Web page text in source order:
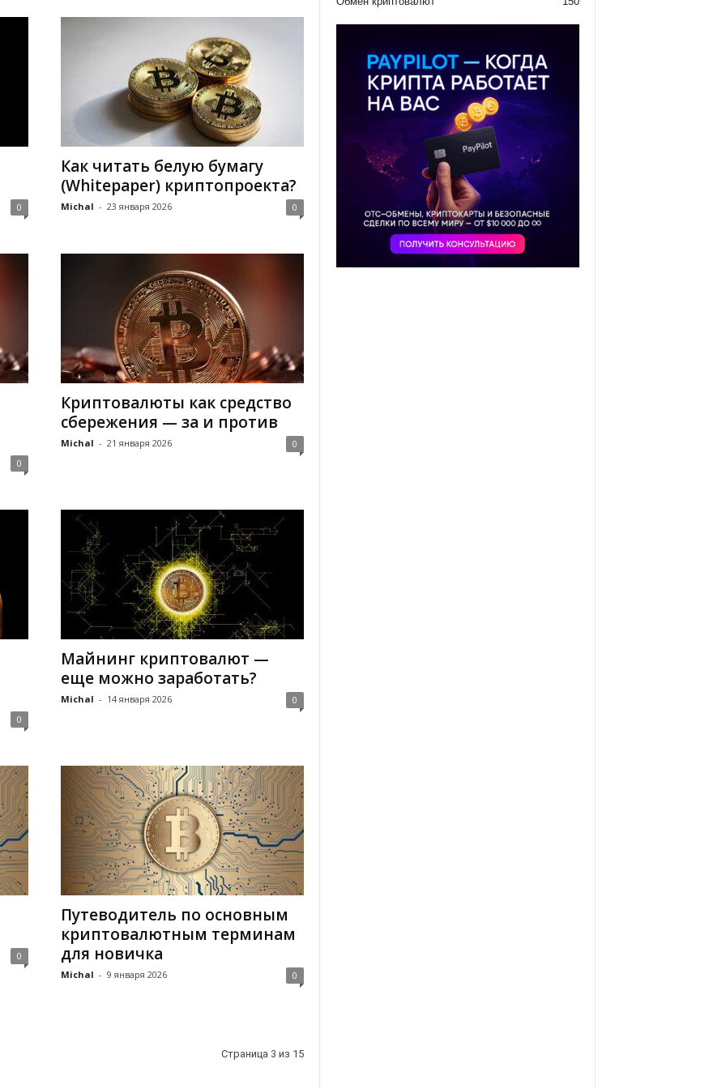
0
Как читать белую бумагу
(Whitepaper) криптопроекта?
Michal - 23 января 2026 0
0
Криптовалюты как средство
сбережения — за и против
Michal - 21 января 2026 0
0
Майнинг криптовалют —
еще можно заработать?
Michal - 14 января 2026 0
0
Путеводитель по основным
криптовалютным терминам
для новичка
Michal - 9 января 2026 0
Страница 3 из 15